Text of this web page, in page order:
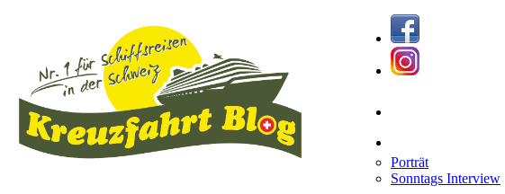
Porträt
Sonntags Interview